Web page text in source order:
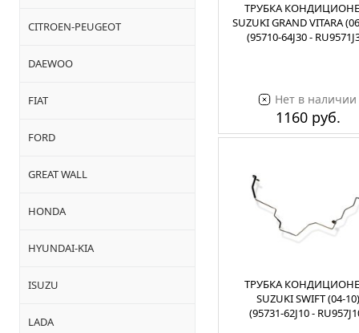
CITROEN-PEUGEOT
DAEWOO
FIAT
FORD
GREAT WALL
HONDA
HYUNDAI-KIA
ISUZU
LADA
ТРУБКА
SUZUKI GRAND VITARA
(95710-64J30 -
Нет в наличии
1160 руб.
ТРУБКА
SUZUKI SWIFT (04-10)
(95731-62J10 -